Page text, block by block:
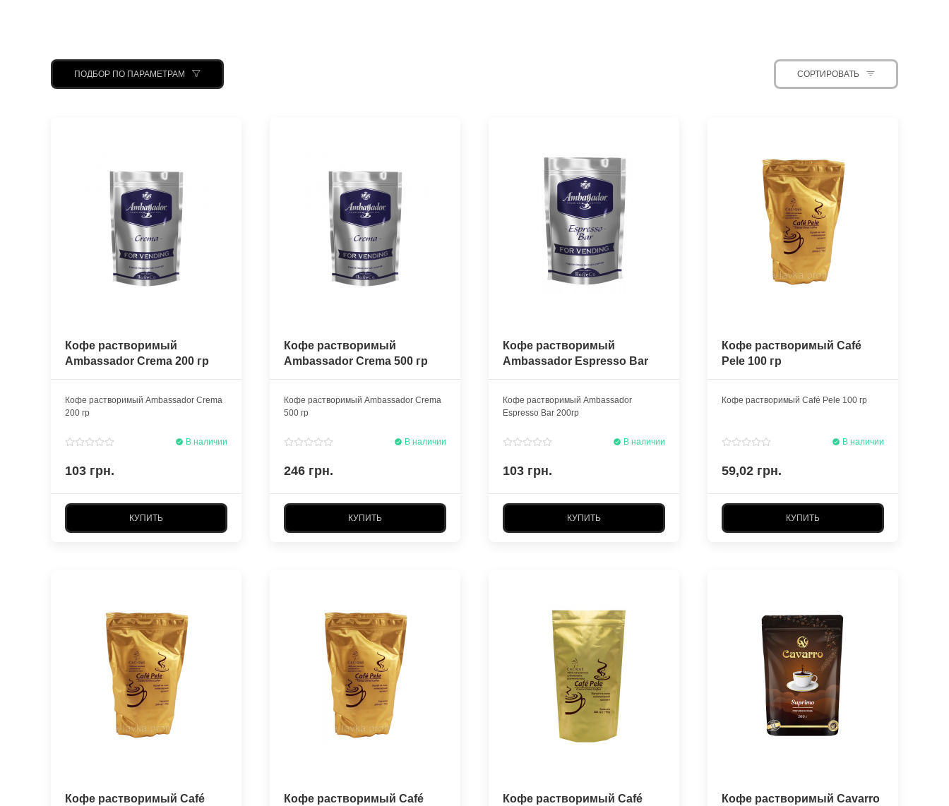
ПОДБОР ПО ПАРАМЕТРАМ СОРТИРОВАТЬ
Кофе растворимый
Ambassador Crema 200 гр
Кофе растворимый Ambassador Crema
200 гр
В наличии
103 грн.
КУПИТЬ
Кофе растворимый
Ambassador Crema 500 гр
Кофе растворимый Ambassador Crema
500 гр
В наличии
246 грн.
КУПИТЬ
Кофе растворимый
Ambassador Espresso Bar
200гр
Кофе растворимый Ambassador
Espresso Bar 200гр
В наличии
103 грн.
КУПИТЬ
Кофе растворимый Café
Pele 100 гр
Кофе растворимый Café Pele 100 гр
В наличии
59,02 грн.
КУПИТЬ
Кофе растворимый Café
Кофе растворимый Café
Кофе растворимый Café
Кофе растворимый Cavarro